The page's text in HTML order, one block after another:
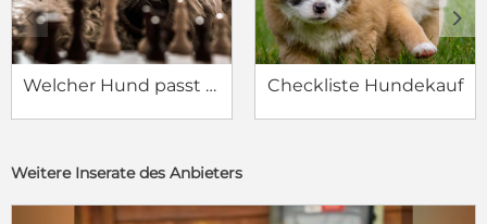
Welcher Hund passt zu mir? Checkliste Hundekauf
c d
Weitere Inserate des Anbieters